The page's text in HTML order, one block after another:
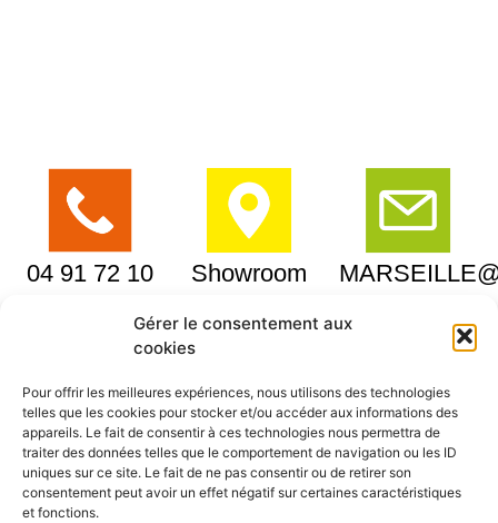
Gérer le consentement aux
cookies
Pour offrir les meilleures expériences, nous utilisons des technologies
telles que les cookies pour stocker et/ou accéder aux informations des
appareils. Le fait de consentir à ces technologies nous permettra de
traiter des données telles que le comportement de navigation ou les ID
uniques sur ce site. Le fait de ne pas consentir ou de retirer son
consentement peut avoir un effet négatif sur certaines caractéristiques
et fonctions.
04 91 72 10
Showroom
Pointe
131, Avenue
Joseph
Vidal
13008